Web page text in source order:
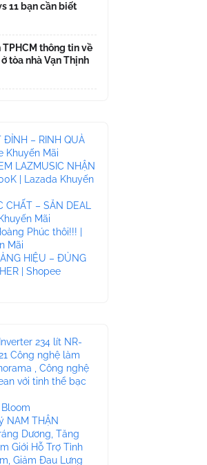
11 bạn cần biết
TPHCM thông tin về
tòa nhà Vạn Thịnh
ĐỈNH – RINH QUÀ
Khuyến Mãi
LAZMUSIC NHẬN
| Lazada Khuyến
– SĂN DEAL
Mãi
Phúc thôi!!! |
Mãi
HIỆU – ĐỦNG
| Shopee
234 lít NR-
Công nghệ làm
, Công nghệ
với tinh thể bạc
NAM THẬN
Dương, Tăng
Giới Hỗ Trợ Tình
Giảm Đau Lưng